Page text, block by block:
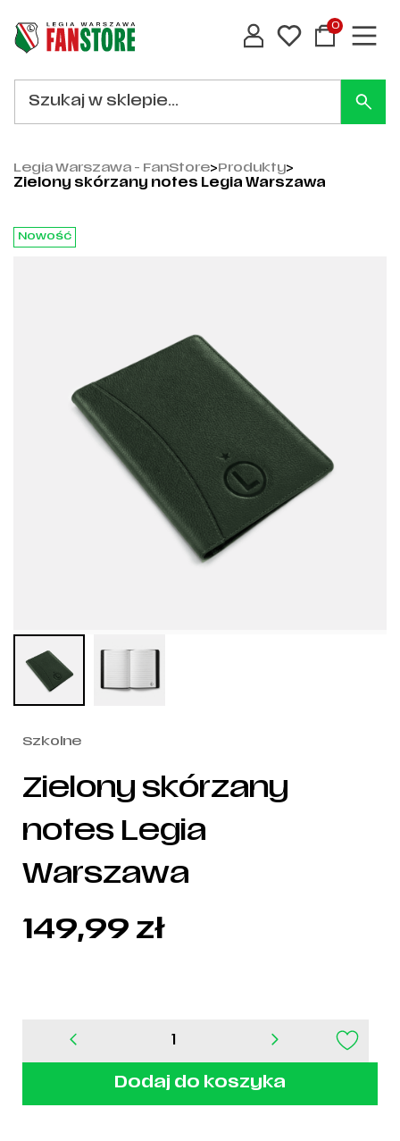
0
Legia Warszawa - FanStore>Produkty>
Zielony skórzany notes Legia Warszawa
Nowość
Szkolne
Zielony skórzany
notes Legia
Warszawa
149,99 zł
Zielony
Dodaj do koszyka